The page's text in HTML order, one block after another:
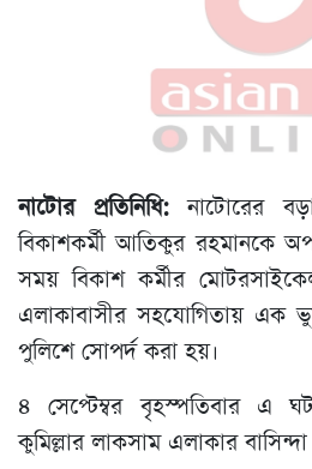
নাটোর প্রতিনিধি:নাটোরের
বিকাশকর্মী আতিকুর রহমানকে
সময় বিকাশ কর্মীর
এলাকাবাসীর সহযোগিতায়
পুলিশে সোপর্দ করা হয়।
৪ সেপ্টেম্বর বৃহস্পতিবার এ
কুমিল্লার লাকসাম এলাকার